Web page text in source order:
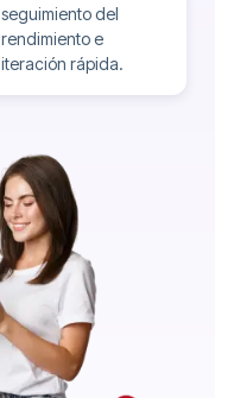
seguimiento del
rendimiento e
iteración rápida.